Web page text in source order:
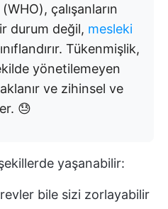
çalışanların
durum değil, mesleki
Tükenmişlik,
yönetilemeyen
ve zihinsel ve
😓
yaşanabilir:
bile sizi zorlayabilir